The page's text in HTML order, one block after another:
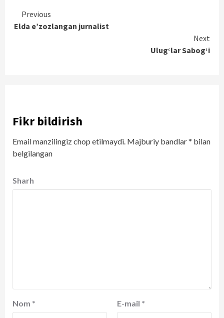
Continue
Reading
Previous
Elda e’zozlangan jurnalist
Next
Ulug‘lar Sabog‘i
Fikr bildirish
Email manzilingiz chop etilmaydi. Majburiy bandlar* bilan
belgilangan
Sharh
Nom * E-mail *